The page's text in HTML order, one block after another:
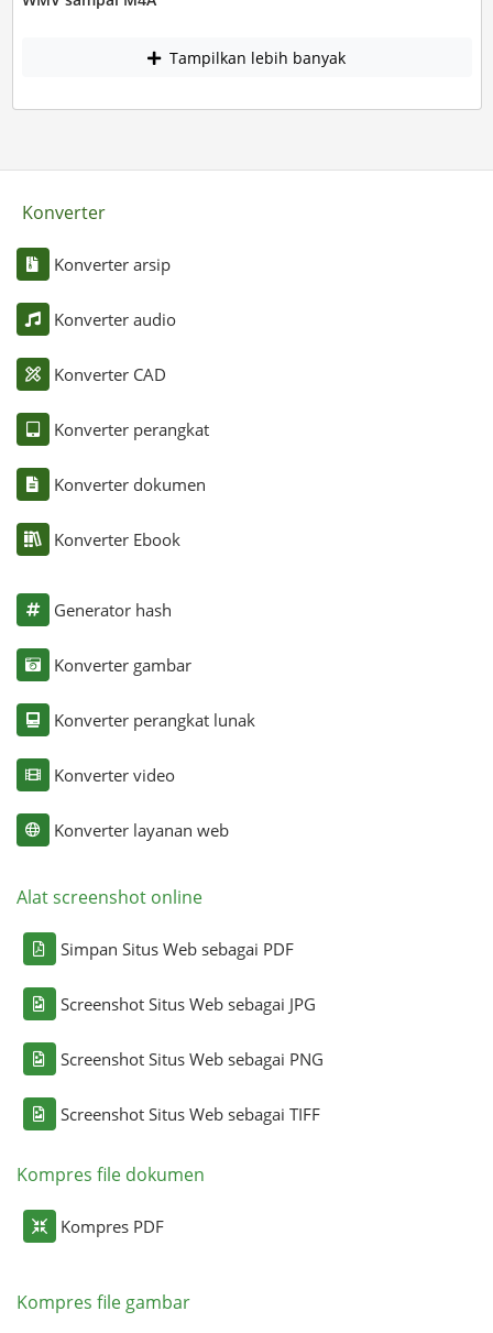
Tampilkan lebih banyak
Konverter
Konverter arsip
Konverter audio
Konverter CAD
Konverter perangkat
Konverter dokumen
Konverter Ebook
Generator hash
Konverter gambar
Konverter perangkat lunak
Konverter video
Konverter layanan web
Alat screenshot online
Simpan Situs Web sebagai PDF
Screenshot Situs Web sebagai JPG
Screenshot Situs Web sebagai PNG
Screenshot Situs Web sebagai TIFF
Kompres file dokumen
Kompres PDF
Kompres file gambar